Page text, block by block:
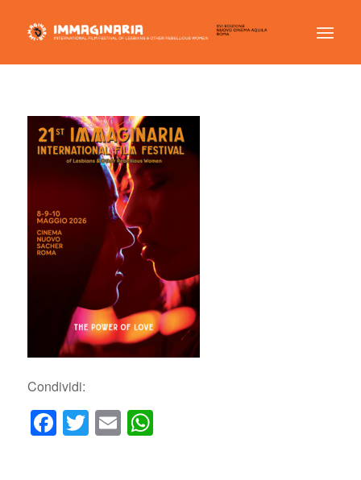
Condividi:
Facebook
Twitter
EmailWhatsApp